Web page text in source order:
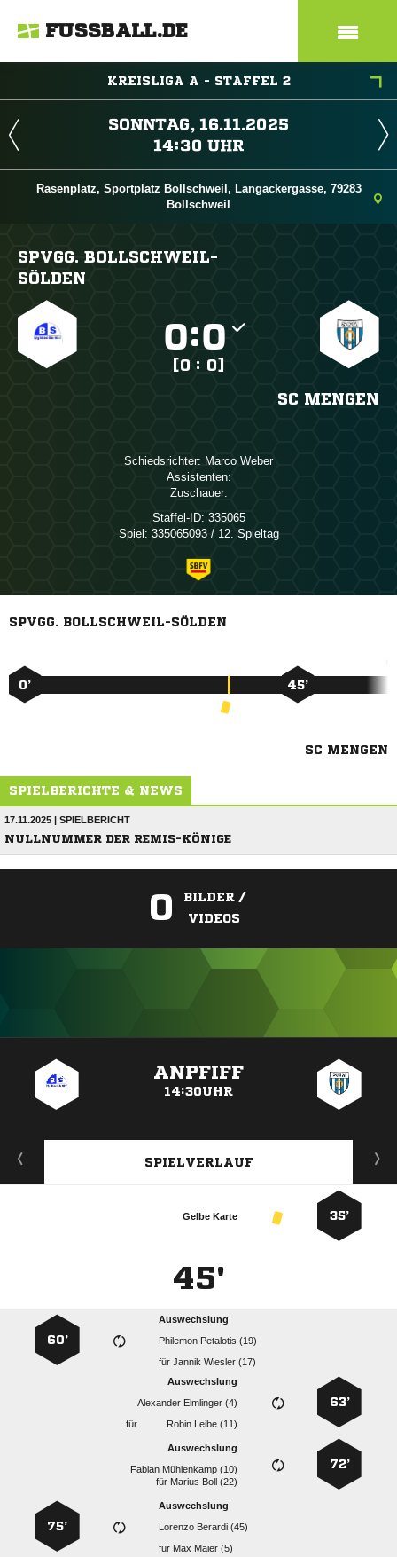
FUSSBALL.DE
KREISLIGA A - STAFFEL 2
 
 
Rasenplatz, Sportplatz Bollschweil, Langackergasse, 79283
Bollschweil
SPVGG. BOLLSCHWEIL-
SÖLDEN
:
[0 : 0]
SC MENGEN
Schiedsrichter:  
Assistenten:
Zuschauer:
Staffel-ID: 335065
Spiel: 335065093 / 12. Spieltag
SPVGG. BOLLSCHWEIL-SÖLDEN
0’ 45’
SC MENGEN
SPIELBERICHTE & NEWS
17.11.2025 | SPIELBERICHT
NULLNUMMER DER REMIS-KÖNIGE
0
BILDER /
VIDEOS
ANPFIFF
14:30UHR
SPIELVERLAUF
35’
Gelbe Karte
45'
Auswechslung
  
für  
60’
63’
Auswechslung
  
für
  
72’
Auswechslung
  
für   
Auswechslung
  
für   
75’